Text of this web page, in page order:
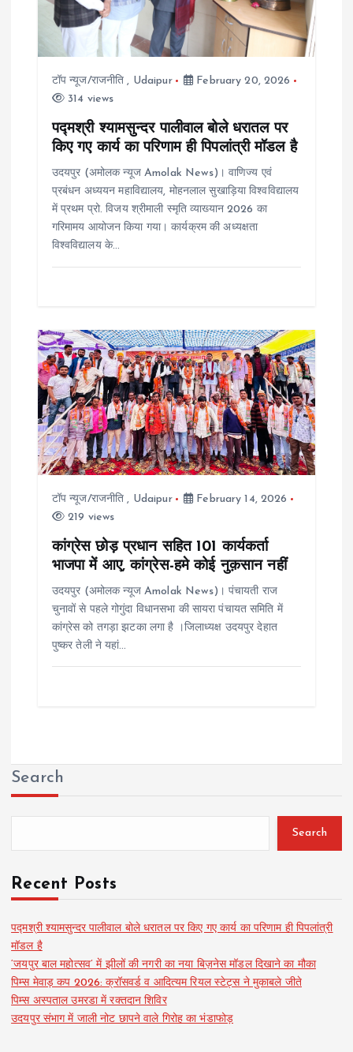
a
टॉप न्यूज/राजनीति , Udaipur
February 20, 2026
314 views
पद्मश्री श्यामसुन्दर पालीवाल बोले धरातल पर
किए गए कार्य का परिणाम ही पिपलांत्री मॉडल है
उदयपुर (अमोलक न्यूज Amolak News)। वाणिज्य एवं
प्रबंधन अध्ययन महाविद्यालय, मोहनलाल सुखाड़िया विश्वविद्यालय
में प्रथम प्रो. विजय श्रीमाली स्मृति व्याख्यान 2026 का
गरिमामय आयोजन किया गया। कार्यक्रम की अध्यक्षता
विश्वविद्यालय के…
टॉप न्यूज/राजनीति , Udaipur
February 14, 2026
219 views
कांग्रेस छोड़ प्रधान सहित 101 कार्यकर्ता
भाजपा में आए, कांग्रेस-हमे कोई नुक़सान नहीं
उदयपुर (अमोलक न्यूज Amolak News)। पंचायती राज
चुनावों से पहले गोगुंदा विधानसभा की सायरा पंचायत समिति में
कांग्रेस को तगड़ा झटका लगा है ।जिलाध्यक्ष उदयपुर देहात
पुष्कर तेली ने यहां…
Search
Search
Recent Posts
पद्मश्री श्यामसुन्दर पालीवाल बोले धरातल पर किए गए कार्य का परिणाम ही पिपलांत्री
मॉडल है
‘जयपुर बाल महोत्सव’ में झीलों की नगरी का नया बिज़नेस मॉडल दिखाने का मौका
पिम्स मेवाड़ कप 2026: क्रॉसवर्ड व आदित्यम रियल स्टेट्स ने मुकाबले जीते
पिम्स अस्पताल उमरडा में रक्तदान शिविर
उदयपुर संभाग में जाली नोट छापने वाले गिरोह का भंडाफोड़